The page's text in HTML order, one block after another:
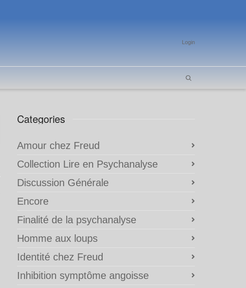
Login
Categories
Amour chez Freud
Collection Lire en Psychanalyse
Discussion Générale
Encore
Finalité de la psychanalyse
Homme aux loups
Identité chez Freud
Inhibition symptôme angoisse